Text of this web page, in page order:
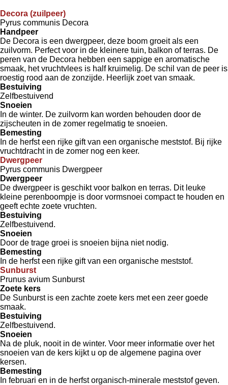
Decora (zuilpeer)
Pyrus communis Decora
Handpeer
De Decora is een dwergpeer, deze boom groeit als een
zuilvorm. Perfect voor in de kleinere tuin, balkon of terras. De
peren van de Decora hebben een sappige en aromatische
smaak, het vruchtvlees is half kruimelig. De schil van de peer is
roestig rood aan de zonzijde. Heerlijk zoet van smaak.
Bestuiving
Zelfbestuivend
Snoeien
In de winter. De zuilvorm kan worden behouden door de
zijscheuten in de zomer regelmatig te snoeien.
Bemesting
In de herfst een rijke gift van een organische meststof. Bij rijke
vruchtdracht in de zomer nog een keer.
Dwergpeer
Pyrus communis Dwergpeer
Dwergpeer
De dwergpeer is geschikt voor balkon en terras. Dit leuke
kleine perenboompje is door vormsnoei compact te houden en
geeft echte zoete vruchten.
Bestuiving
Zelfbestuivend.
Snoeien
Door de trage groei is snoeien bijna niet nodig.
Bemesting
In de herfst een rijke gift van een organische meststof.
Sunburst
Prunus avium Sunburst
Zoete kers
De Sunburst is een zachte zoete kers met een zeer goede
smaak.
Bestuiving
Zelfbestuivend.
Snoeien
Na de pluk, nooit in de winter. Voor meer informatie over het
snoeien van de kers kijkt u op de algemene pagina over
kersen.
Bemesting
In februari en in de herfst organisch-minerale meststof geven.